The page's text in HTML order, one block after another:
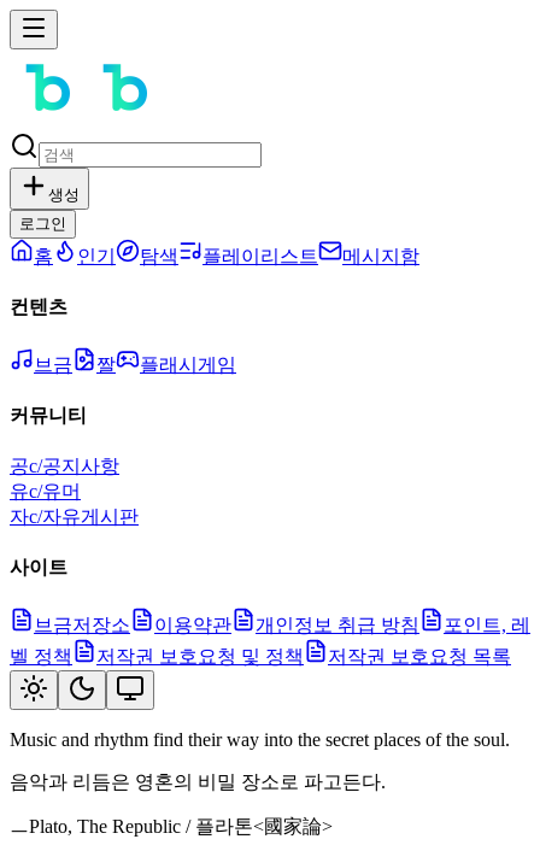
생성
로그인
홈 인기 탐색 플레이리스트 메시지함
컨텐츠
브금 짤 플래시게임
커뮤니티
공c/공지사항
유c/유머
자c/자유게시판
사이트
브금저장소 이용약관 개인정보 취급 방침
포인트, 레
벨 정책
저작권 보호요청 및 정책 저작권 보호요청 목록
Music and rhythm find their way into the secret places of the soul.
음악과 리듬은 영혼의 비밀 장소로 파고든다.
ㅡPlato, The Republic / 플라톤<國家論>